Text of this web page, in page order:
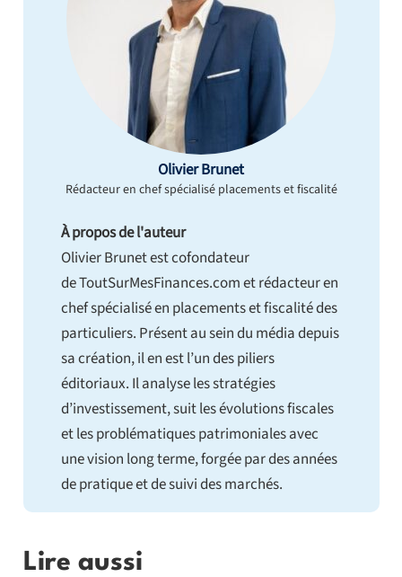
Olivier Brunet
Rédacteur en chef spécialisé placements et fiscalité
À propos de l'auteur
Olivier Brunet est cofondateur
de ToutSurMesFinances.com et rédacteur en
chef spécialisé en placements et fiscalité des
particuliers. Présent au sein du média depuis
sa création, il en est l’un des piliers
éditoriaux. Il analyse les stratégies
d’investissement, suit les évolutions fiscales
et les problématiques patrimoniales avec
une vision long terme, forgée par des années
de pratique et de suivi des marchés.
Lire aussi